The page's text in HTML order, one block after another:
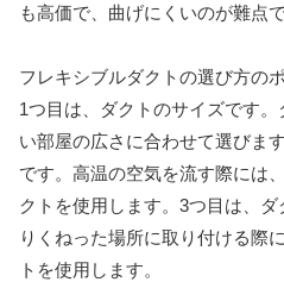
も高価で、曲げにくいのが難点で
フレキシブルダクトの選び方の
1つ目は、ダクトのサイズです
い部屋の広さに合わせて選びま
です。高温の空気を流す際には
クトを使用します。3つ目は、
りくねった場所に取り付ける際
トを使用します。